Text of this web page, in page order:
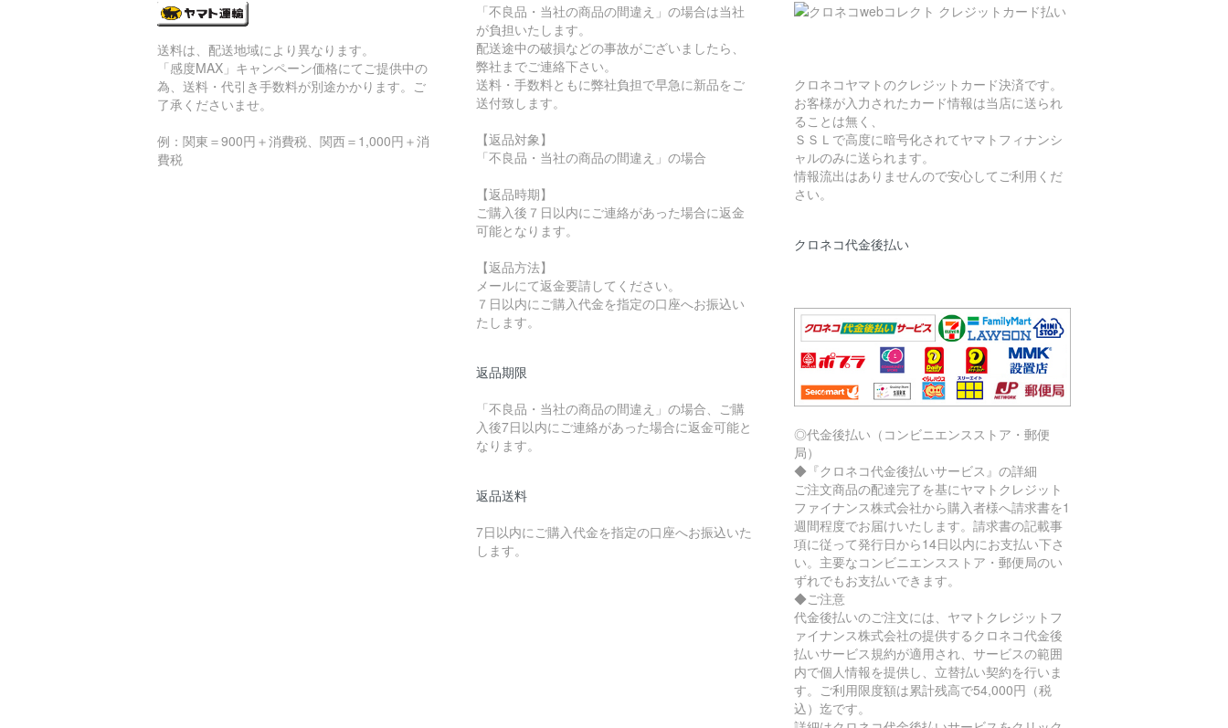
送料は、配送地域により異なります。
「感度MAX」キャンペーン価格にてご提供中の
為、送料・代引き手数料が別途かかります。ご
了承くださいませ。
例：関東＝900円＋消費税、関西＝1,000円＋消
費税
「不良品・当社の商品の間違え」の場合は当社
が負担いたします。
配送途中の破損などの事故がございましたら、
弊社までご連絡下さい。
送料・手数料ともに弊社負担で早急に新品をご
送付致します。
【返品対象】
「不良品・当社の商品の間違え」の場合
【返品時期】
ご購入後７日以内にご連絡があった場合に返金
可能となります。
【返品方法】
メールにて返金要請してください。
７日以内にご購入代金を指定の口座へお振込い
たします。
返品期限
「不良品・当社の商品の間違え」の場合、ご購
入後7日以内にご連絡があった場合に返金可能と
なります。
返品送料
7日以内にご購入代金を指定の口座へお振込いた
します。
クロネコヤマトのクレジットカード決済です。
お客様が入力されたカード情報は当店に送られ
ることは無く、
ＳＳＬで高度に暗号化されてヤマトフィナンシ
ャルのみに送られます。
情報流出はありませんので安心してご利用くだ
さい。
クロネコ代金後払い
◎代金後払い（コンビニエンスストア・郵便
局）
◆『クロネコ代金後払いサービス』の詳細
ご注文商品の配達完了を基にヤマトクレジット
ファイナンス株式会社から購入者様へ請求書を1
週間程度でお届けいたします。請求書の記載事
項に従って発行日から14日以内にお支払い下さ
い。主要なコンビニエンスストア・郵便局のい
ずれでもお支払いできます。
◆ご注意
代金後払いのご注文には、ヤマトクレジットフ
ァイナンス株式会社の提供するクロネコ代金後
払いサービス規約が適用され、サービスの範囲
内で個人情報を提供し、立替払い契約を行いま
す。ご利用限度額は累計残高で54,000円（税
込）迄です。